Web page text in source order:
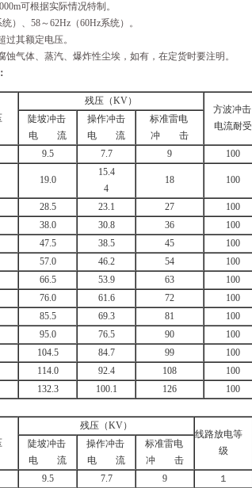
可根据实际情况特制。
）、58～62Hz（60Hz系统）。
其额定电压。
气体、蒸汽、爆炸性尘埃，如有，在定货时要注明。
残压（KV）
方波冲击
电流耐受
陡坡冲击
电 流
操作冲击
电 流
标准雷电
冲 击
9.5 7.7 9 100
19.0
15.4
4
18 100
28.5 23.1 27 100
38.0 30.8 36 100
47.5 38.5 45 100
57.0 46.2 54 100
66.5 53.9 63 100
76.0 61.6 72 100
85.5 69.3 81 100
95.0 76.5 90 100
104.5 84.7 99 100
114.0 92.4 108 100
132.3 100.1 126 100
残压（KV）
线路放电等
级
陡坡冲击
电 流
操作冲击
电 流
标准雷电
冲 击
9.5 7.7 9 １